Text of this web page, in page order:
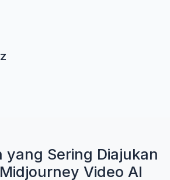
yang Sering Diajukan
Video AI